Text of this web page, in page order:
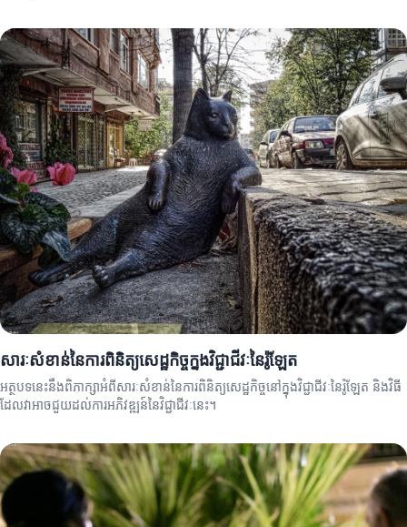
សារៈសំខាន់នៃការពិនិត្យសេដ្ឋកិច្ចក្នុងវិជ្ជាជីវៈនៃរ៉ូឡែត
អត្ថបទនេះនឹងពិភាក្សាអំពីសារៈសំខាន់នៃការពិនិត្យសេដ្ឋកិច្ចនៅក្នុងវិជ្ជាជីវៈនៃរ៉ូឡែត និងវិធី
ដែលវាអាចជួយដល់ការអភិវឌ្ឍន៍នៃវិជ្ជាជីវៈនេះ។